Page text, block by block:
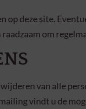
deze site.
om
van alle
vindt u de